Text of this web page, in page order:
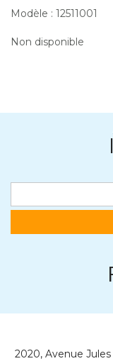
Modèle : 12511001
Non disponible
2020, Avenue